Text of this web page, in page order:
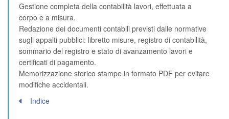
Gestione completa della contabilità lavori, effettuata a
corpo e a misura.
Redazione dei documenti contabili previsti dalle normative
sugli appalti pubblici: libretto misure, registro di contabilità,
sommario del registro e stato di avanzamento lavori e
certificati di pagamento.
Memorizzazione storico stampe in formato PDF per evitare
modifiche accidentali.
Indice